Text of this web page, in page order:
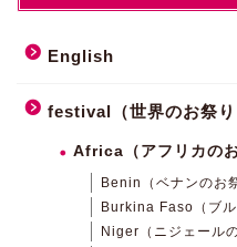
English
festival（世界のお祭り
Africa（アフリカのお
Benin（ベナンのお
Burkina Faso（ブル
Niger（ニジェール